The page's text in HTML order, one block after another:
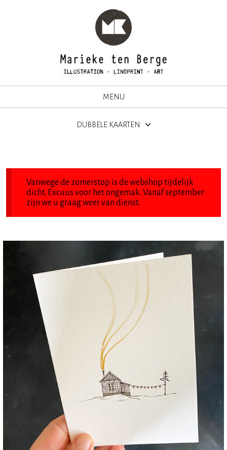
MENU
DUBBELE KAARTEN
Vanwege de zomerstop is de webshop tijdelijk
dicht. Excuus voor het ongemak. Vanaf september
zijn we u graag weer van dienst.